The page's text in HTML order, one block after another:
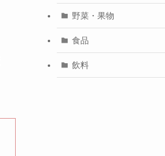
野菜・果物
食品
飲料